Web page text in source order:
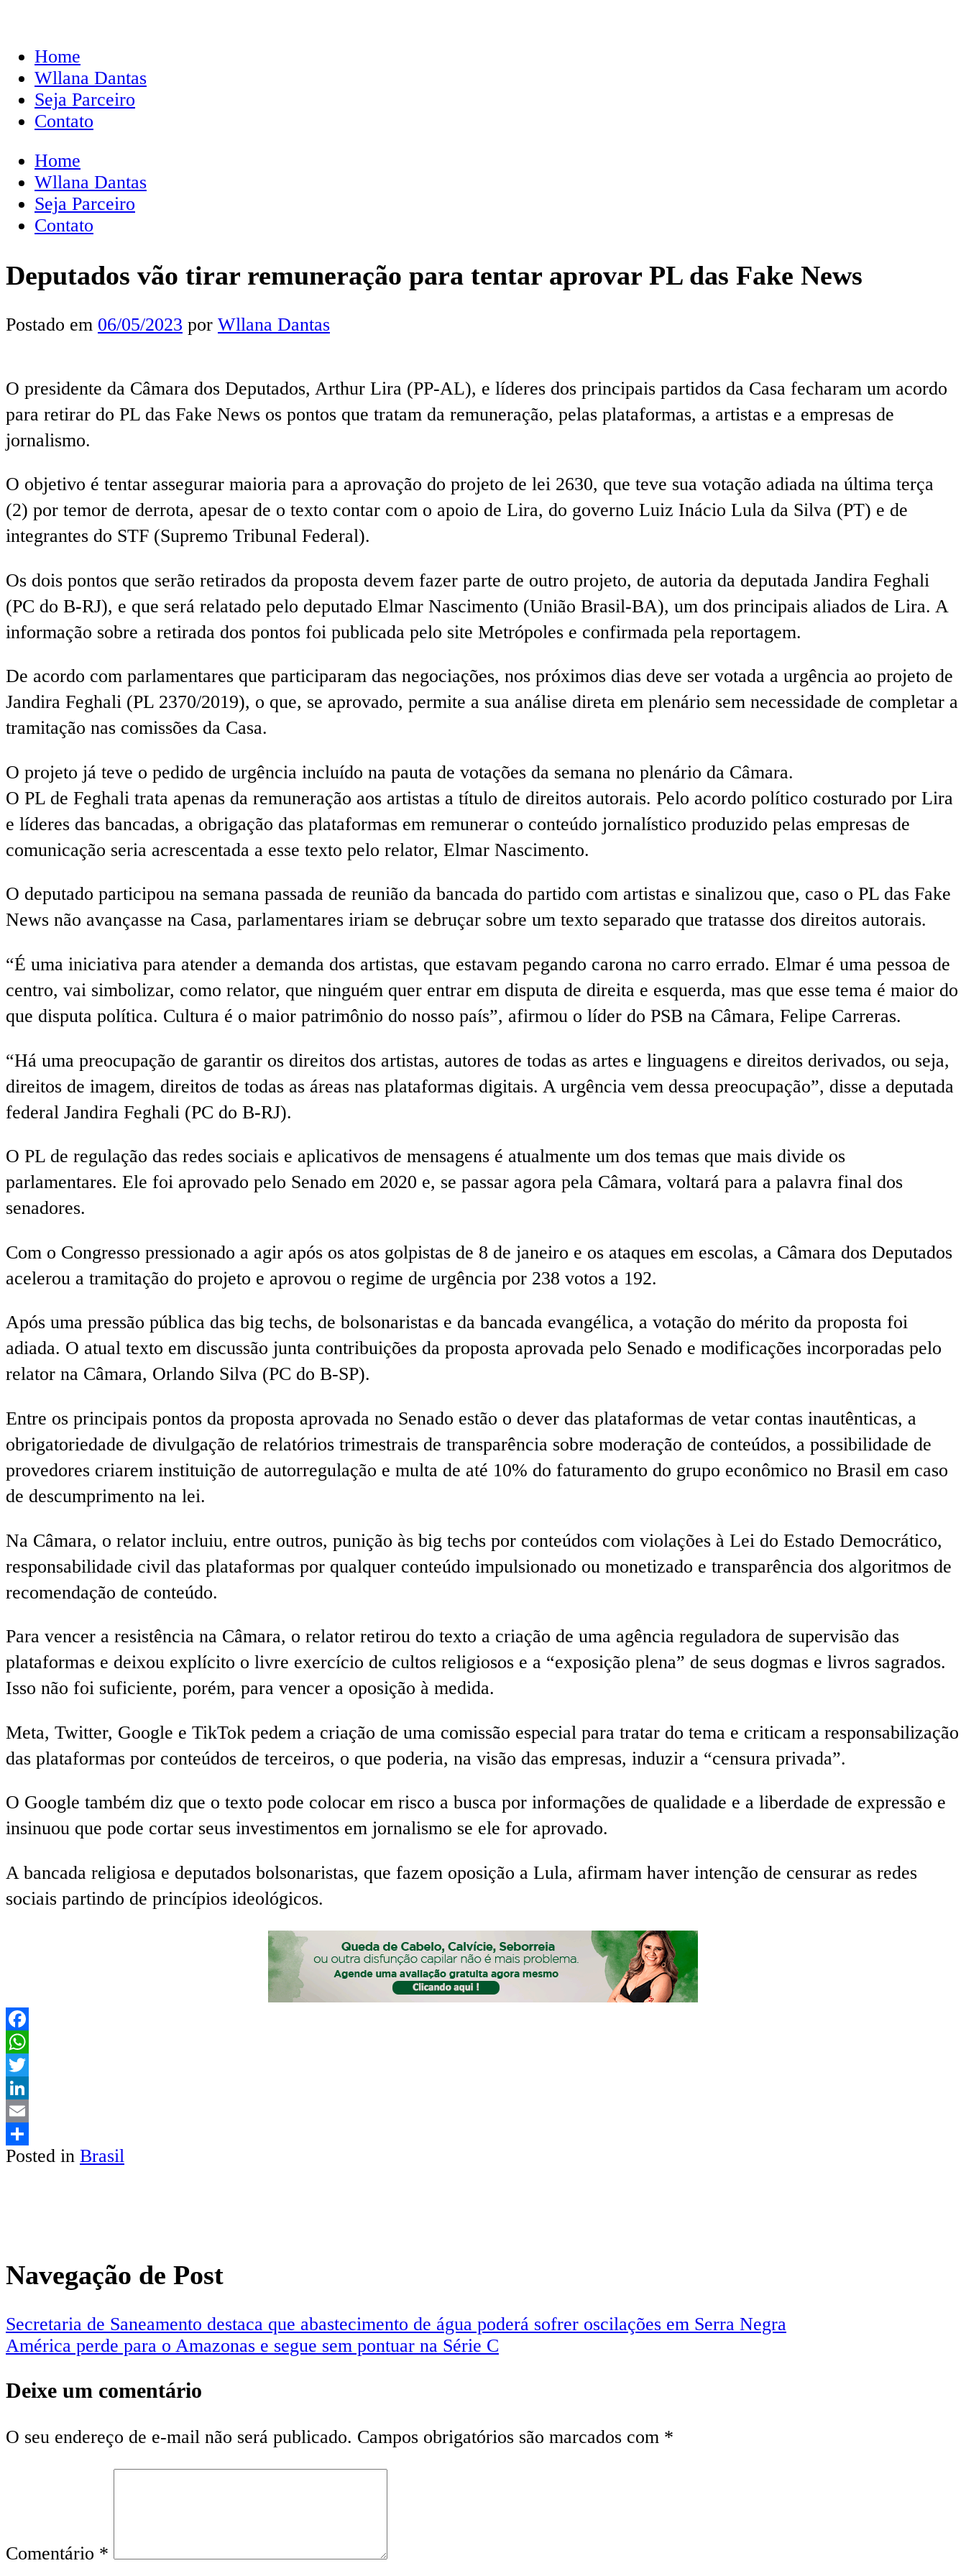
Home
Wllana Dantas
Seja Parceiro
Contato
Home
Wllana Dantas
Seja Parceiro
Contato
Deputados vão tirar remuneração para tentar aprovar PL das Fake News
Postado em 06/05/2023 por Wllana Dantas
O presidente da Câmara dos Deputados, Arthur Lira (PP-AL), e líderes dos principais partidos da Casa fecharam um acordo
para retirar do PL das Fake News os pontos que tratam da remuneração, pelas plataformas, a artistas e a empresas de
jornalismo.
O objetivo é tentar assegurar maioria para a aprovação do projeto de lei 2630, que teve sua votação adiada na última terça
(2) por temor de derrota, apesar de o texto contar com o apoio de Lira, do governo Luiz Inácio Lula da Silva (PT) e de
integrantes do STF (Supremo Tribunal Federal).
Os dois pontos que serão retirados da proposta devem fazer parte de outro projeto, de autoria da deputada Jandira Feghali
(PC do B-RJ), e que será relatado pelo deputado Elmar Nascimento (União Brasil-BA), um dos principais aliados de Lira. A
informação sobre a retirada dos pontos foi publicada pelo site Metrópoles e confirmada pela reportagem.
De acordo com parlamentares que participaram das negociações, nos próximos dias deve ser votada a urgência ao projeto de
Jandira Feghali (PL 2370/2019), o que, se aprovado, permite a sua análise direta em plenário sem necessidade de completar a
tramitação nas comissões da Casa.
O projeto já teve o pedido de urgência incluído na pauta de votações da semana no plenário da Câmara.
O PL de Feghali trata apenas da remuneração aos artistas a título de direitos autorais. Pelo acordo político costurado por Lira
e líderes das bancadas, a obrigação das plataformas em remunerar o conteúdo jornalístico produzido pelas empresas de
comunicação seria acrescentada a esse texto pelo relator, Elmar Nascimento.
O deputado participou na semana passada de reunião da bancada do partido com artistas e sinalizou que, caso o PL das Fake
News não avançasse na Casa, parlamentares iriam se debruçar sobre um texto separado que tratasse dos direitos autorais.
“É uma iniciativa para atender a demanda dos artistas, que estavam pegando carona no carro errado. Elmar é uma pessoa de
centro, vai simbolizar, como relator, que ninguém quer entrar em disputa de direita e esquerda, mas que esse tema é maior do
que disputa política. Cultura é o maior patrimônio do nosso país”, afirmou o líder do PSB na Câmara, Felipe Carreras.
“Há uma preocupação de garantir os direitos dos artistas, autores de todas as artes e linguagens e direitos derivados, ou seja,
direitos de imagem, direitos de todas as áreas nas plataformas digitais. A urgência vem dessa preocupação”, disse a deputada
federal Jandira Feghali (PC do B-RJ).
O PL de regulação das redes sociais e aplicativos de mensagens é atualmente um dos temas que mais divide os
parlamentares. Ele foi aprovado pelo Senado em 2020 e, se passar agora pela Câmara, voltará para a palavra final dos
senadores.
Com o Congresso pressionado a agir após os atos golpistas de 8 de janeiro e os ataques em escolas, a Câmara dos Deputados
acelerou a tramitação do projeto e aprovou o regime de urgência por 238 votos a 192.
Após uma pressão pública das big techs, de bolsonaristas e da bancada evangélica, a votação do mérito da proposta foi
adiada. O atual texto em discussão junta contribuições da proposta aprovada pelo Senado e modificações incorporadas pelo
relator na Câmara, Orlando Silva (PC do B-SP).
Entre os principais pontos da proposta aprovada no Senado estão o dever das plataformas de vetar contas inautênticas, a
obrigatoriedade de divulgação de relatórios trimestrais de transparência sobre moderação de conteúdos, a possibilidade de
provedores criarem instituição de autorregulação e multa de até 10% do faturamento do grupo econômico no Brasil em caso
de descumprimento na lei.
Na Câmara, o relator incluiu, entre outros, punição às big techs por conteúdos com violações à Lei do Estado Democrático,
responsabilidade civil das plataformas por qualquer conteúdo impulsionado ou monetizado e transparência dos algoritmos de
recomendação de conteúdo.
Para vencer a resistência na Câmara, o relator retirou do texto a criação de uma agência reguladora de supervisão das
plataformas e deixou explícito o livre exercício de cultos religiosos e a “exposição plena” de seus dogmas e livros sagrados.
Isso não foi suficiente, porém, para vencer a oposição à medida.
Meta, Twitter, Google e TikTok pedem a criação de uma comissão especial para tratar do tema e criticam a responsabilização
das plataformas por conteúdos de terceiros, o que poderia, na visão das empresas, induzir a “censura privada”.
O Google também diz que o texto pode colocar em risco a busca por informações de qualidade e a liberdade de expressão e
insinuou que pode cortar seus investimentos em jornalismo se ele for aprovado.
A bancada religiosa e deputados bolsonaristas, que fazem oposição a Lula, afirmam haver intenção de censurar as redes
sociais partindo de princípios ideológicos.
Facebook
WhatsApp
Twitter
LinkedIn
Email
Share
Posted in Brasil
Navegação de Post
Secretaria de Saneamento destaca que abastecimento de água poderá sofrer oscilações em Serra Negra
América perde para o Amazonas e segue sem pontuar na Série C
Deixe um comentário
O seu endereço de e-mail não será publicado. Campos obrigatórios são marcados com *
Comentário *